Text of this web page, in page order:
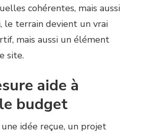
cohérentes, mais aussi
le terrain devient un vrai
mais aussi un élément
site.
aide à
budget
idée reçue, un projet